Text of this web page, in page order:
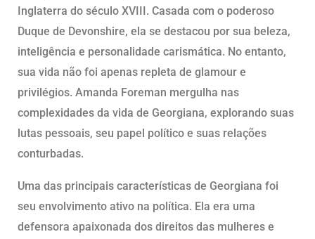
Inglaterra do século XVIII. Casada com o poderoso
Duque de Devonshire, ela se destacou por sua beleza,
inteligência e personalidade carismática. No entanto,
sua vida não foi apenas repleta de glamour e
privilégios. Amanda Foreman mergulha nas
complexidades da vida de Georgiana, explorando suas
lutas pessoais, seu papel político e suas relações
conturbadas.
Uma das principais características de Georgiana foi
seu envolvimento ativo na política. Ela era uma
defensora apaixonada dos direitos das mulheres e